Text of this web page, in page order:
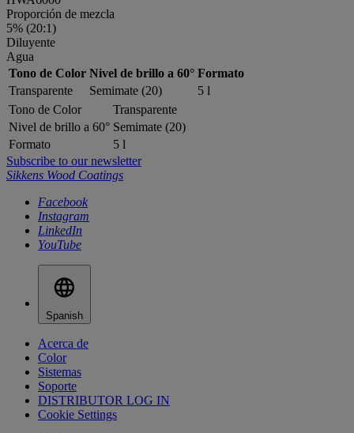
Proporción de mezcla
5% (20:1)
Diluyente
Agua
Tono de Color Nivel de brillo a 60° Formato
Transparente
Semimate (20)
5 l
Tono de Color
Transparente
Nivel de brillo a 60° Semimate (20)
Formato
5 l
Subscribe to our newsletter
Sikkens Wood Coatings
Facebook
Instagram
LinkedIn
YouTube
Spanish
Acerca de
Color
Sistemas
Soporte
DISTRIBUTOR LOG IN
Cookie Settings